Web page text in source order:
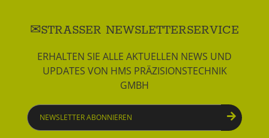
STRASSER NEWSLETTERSERVICE
ERHALTEN SIE ALLE AKTUELLEN NEWS UND
UPDATES VON HMS PRÄZISIONSTECHNIK
GMBH